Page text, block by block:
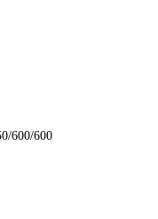
600/600